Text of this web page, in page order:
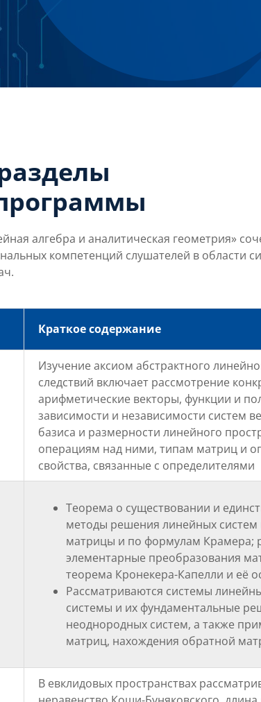
алгебра и аналитическая геометрия»
компетенций слушателей в области
Краткое содержание
Изучение аксиом абстрактного
следствий включает рассмотрение
арифметические векторы, функции и
зависимости и независимости систем
базиса и размерности линейного
операциям над ними, типам матриц и
свойства, связанные с определителями
Теорема о существовании и
методы решения линейных
матрицы и по формулам Крамера;
элементарные преобразования
теорема Кронекера-Капелли и её
Рассматриваются системы
системы и их фундаментальные
неоднородных систем, а также
матриц, нахождения обратной
В евклидовых пространствах